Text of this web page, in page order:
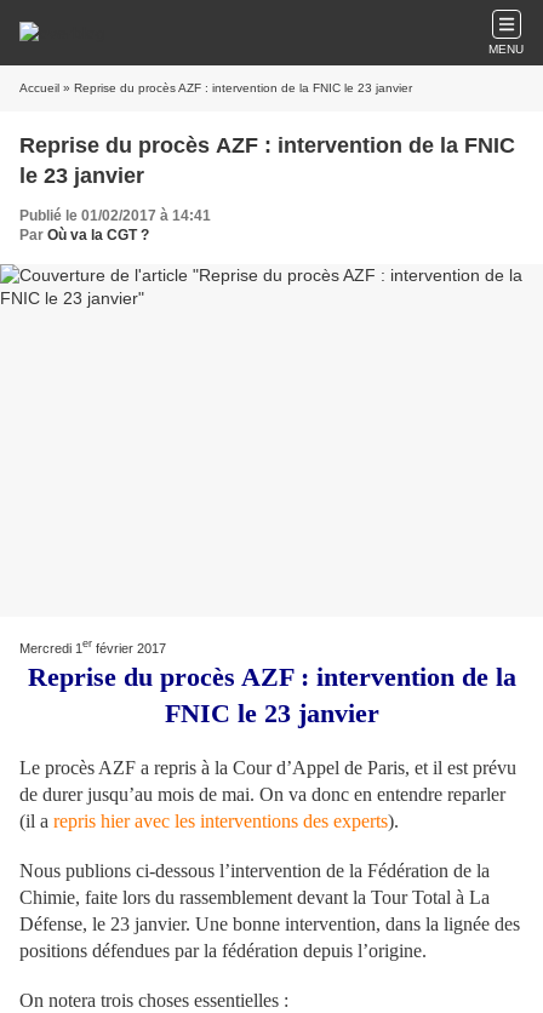
MENU
Accueil » Reprise du procès AZF : intervention de la FNIC le 23 janvier
Reprise du procès AZF : intervention de la FNIC
le 23 janvier
Publié le 01/02/2017 à 14:41
Par Où va la CGT ?
Mercredi 1 er février 2017
Reprise du procès AZF : intervention de la
FNIC le 23 janvier
Le procès AZF a repris à la Cour d’Appel de Paris, et il est prévu
de durer jusqu’au mois de mai. On va donc en entendre reparler
(il a repris hier avec les interventions des experts).
Nous publions ci-dessous l’intervention de la Fédération de la
Chimie, faite lors du rassemblement devant la Tour Total à La
Défense, le 23 janvier. Une bonne intervention, dans la lignée des
positions défendues par la fédération depuis l’origine.
On notera trois choses essentielles :